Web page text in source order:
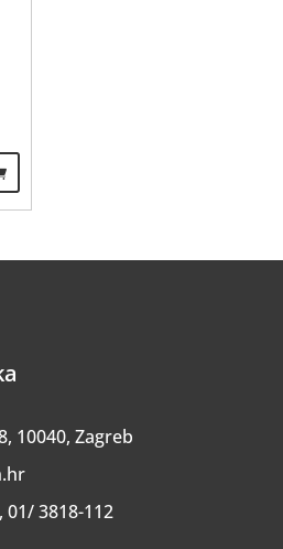
10040, Zagreb
01/ 3818-112